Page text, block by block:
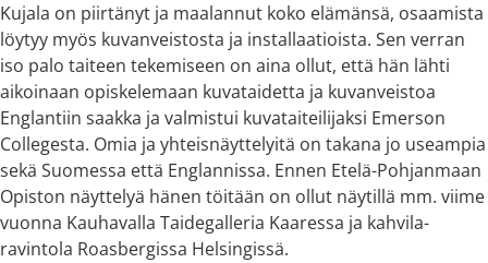
Kujala on piirtänyt ja maalannut koko elämänsä, osaamista
löytyy myös kuvanveistosta ja installaatioista. Sen verran
iso palo taiteen tekemiseen on aina ollut, että hän lähti
aikoinaan opiskelemaan kuvataidetta ja kuvanveistoa
Englantiin saakka ja valmistui kuvataiteilijaksi Emerson
Collegesta. Omia ja yhteisnäyttelyitä on takana jo useampia
sekä Suomessa että Englannissa. Ennen Etelä-Pohjanmaan
Opiston näyttelyä hänen töitään on ollut näytillä mm. viime
vuonna Kauhavalla Taidegalleria Kaaressa ja kahvila-
ravintola Roasbergissa Helsingissä.